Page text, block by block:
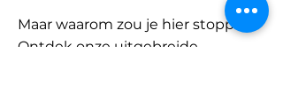
Maar waarom zou je hier stoppen?
Ontdek onze uitgebreide